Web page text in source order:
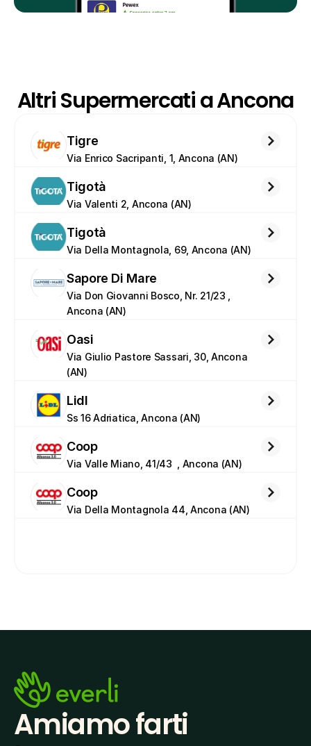
Altri Supermercati a Ancona
Tigre
Via Enrico Sacripanti, 1, Ancona (AN)
Tigotà
Via Valenti 2, Ancona (AN)
Tigotà
Via Della Montagnola, 69, Ancona (AN)
Sapore Di Mare
Via Don Giovanni Bosco, Nr. 21/23 ,
Ancona (AN)
Oasi
Via Giulio Pastore Sassari, 30, Ancona
(AN)
Lidl
Ss 16 Adriatica, Ancona (AN)
Coop
Via Valle Miano, 41/43  , Ancona (AN)
Coop
Via Della Montagnola 44, Ancona (AN)
Amiamo farti